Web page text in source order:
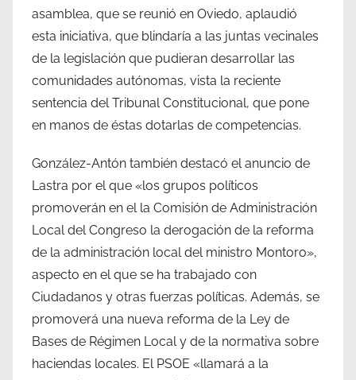
asamblea, que se reunió en Oviedo, aplaudió
esta iniciativa, que blindaría a las juntas vecinales
de la legislación que pudieran desarrollar las
comunidades autónomas, vista la reciente
sentencia del Tribunal Constitucional, que pone
en manos de éstas dotarlas de competencias.
González-Antón también destacó el anuncio de
Lastra por el que «los grupos políticos
promoverán en el la Comisión de Administración
Local del Congreso la derogación de la reforma
de la administración local del ministro Montoro»,
aspecto en el que se ha trabajado con
Ciudadanos y otras fuerzas políticas. Además, se
promoverá una nueva reforma de la Ley de
Bases de Régimen Local y de la normativa sobre
haciendas locales. El PSOE «llamará a la